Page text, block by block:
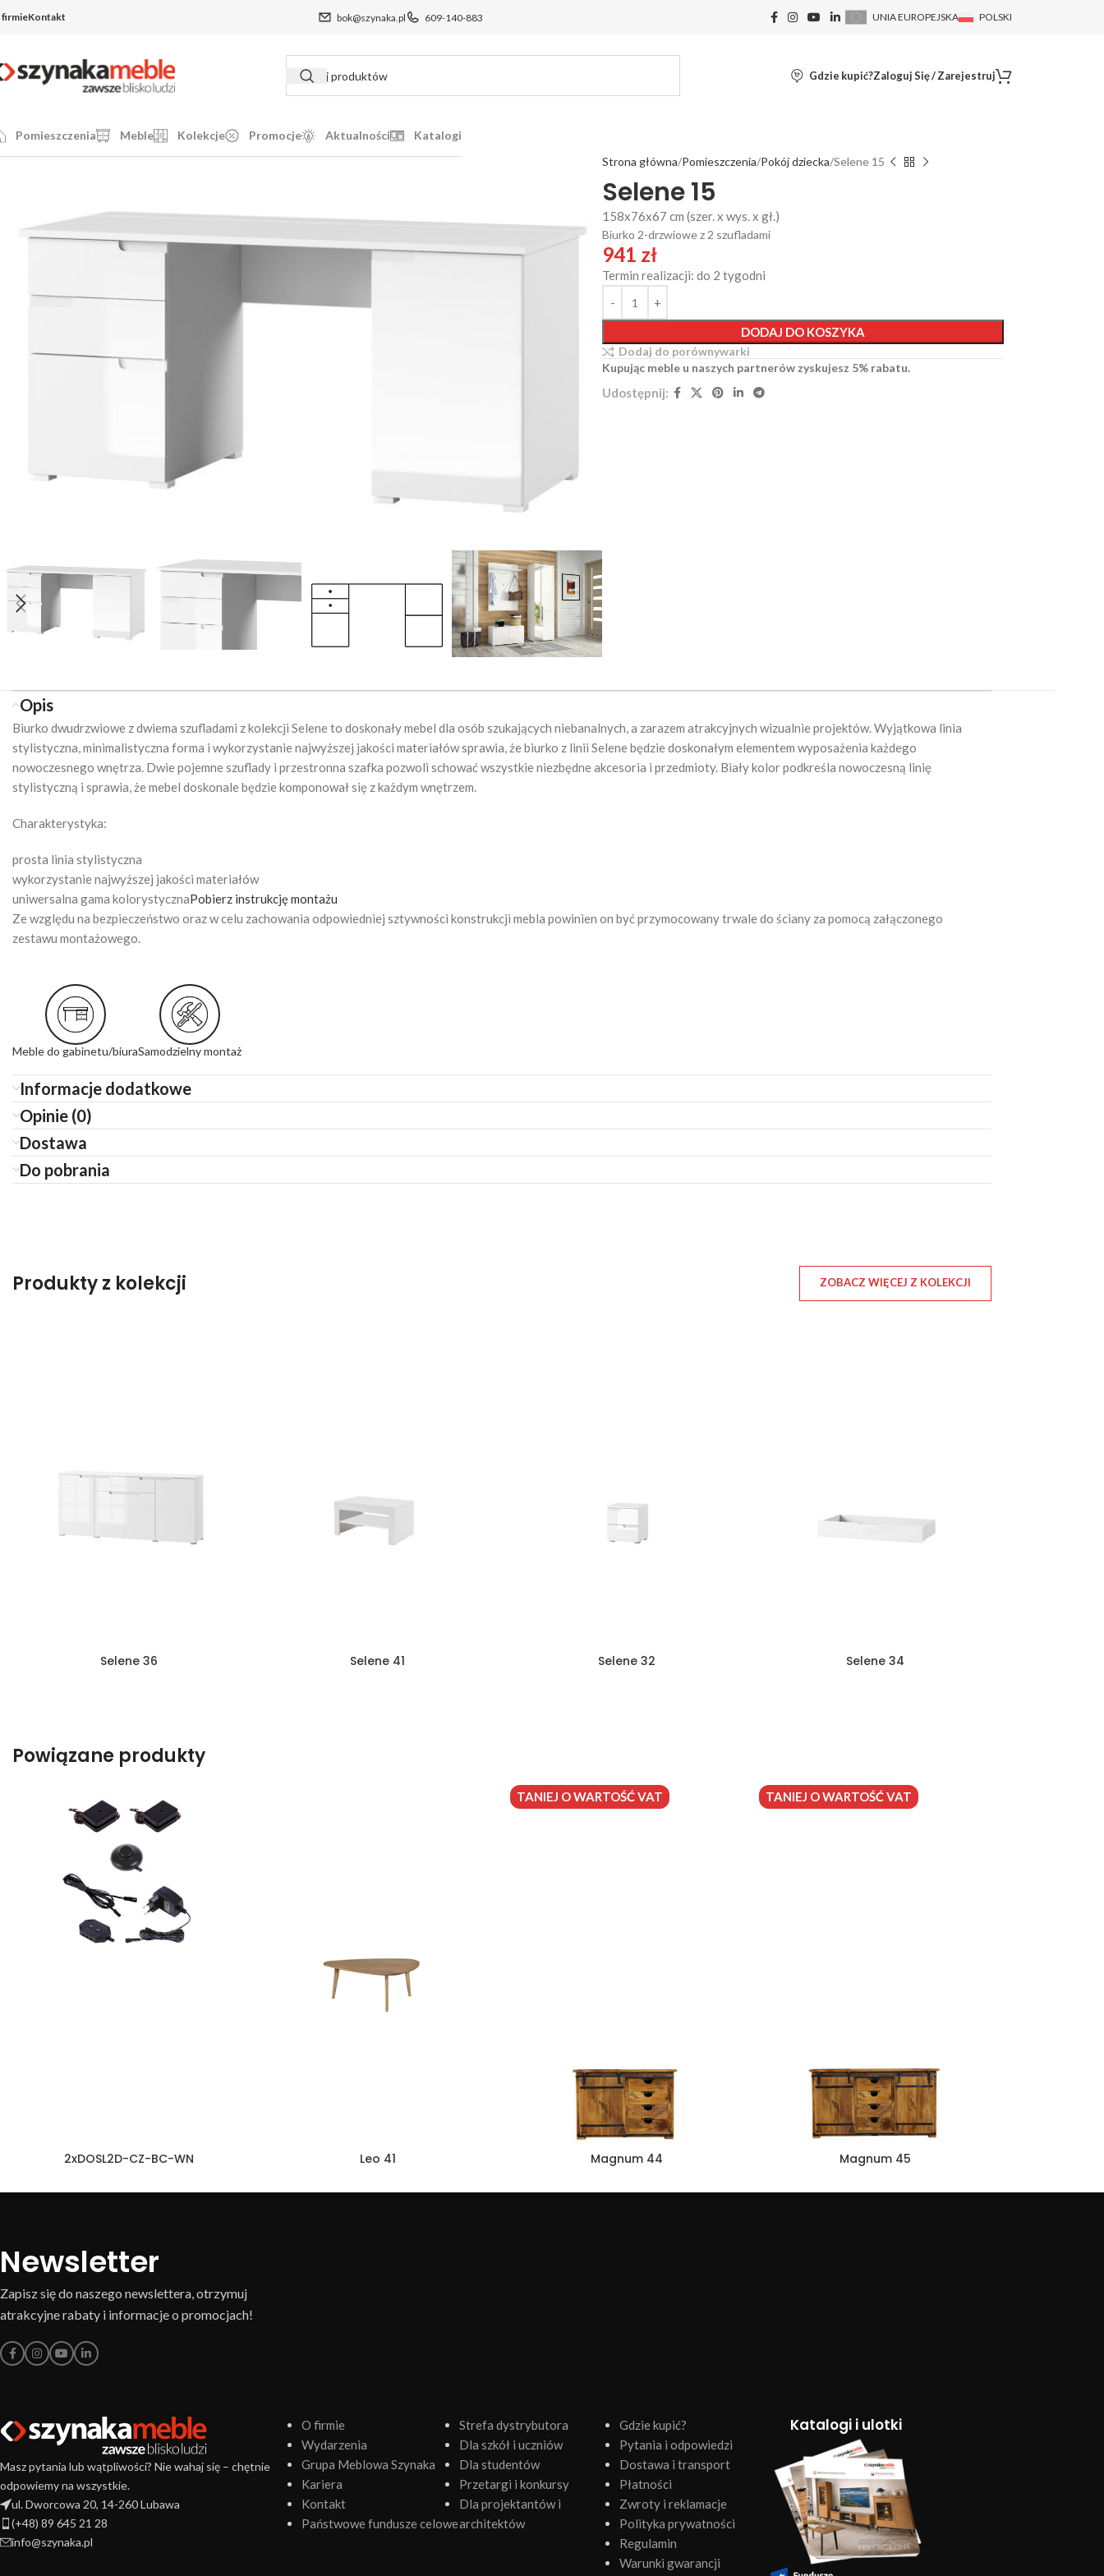
firmieKontakt bok@szynaka.pl 609-140-883 UNIA EUROPEJSKA POLSKI
Gdzie kupić?Zaloguj Się / Zarejestruj
Pomieszczenia Meble Kolekcje Promocje Aktualności
Katalogi
Strona główna Pomieszczenia Pokój dziecka Selene 15
Selene 15
158x76x67 cm (szer. x wys. x gł.)
Biurko 2-drzwiowe z 2 szufladami
941 zł
Termin realizacji: do 2 tygodni
DODAJ DO KOSZYKA
Dodaj do porównywarki
Kupując meble u naszych partnerów zyskujesz 5% rabatu.
Udostępnij:
Opis
Biurko dwudrzwiowe z dwiema szufladami z kolekcji Selene to doskonały mebel dla osób szukających niebanalnych, a zarazem atrakcyjnych wizualnie projektów. Wyjątkowa linia
stylistyczna, minimalistyczna forma i wykorzystanie najwyższej jakości materiałów sprawia, że biurko z linii Selene będzie doskonałym elementem wyposażenia każdego
nowoczesnego wnętrza. Dwie pojemne szuflady i przestronna szafka pozwoli schować wszystkie niezbędne akcesoria i przedmioty. Biały kolor podkreśla nowoczesną linię
stylistyczną i sprawia, że mebel doskonale będzie komponował się z każdym wnętrzem.
Charakterystyka:
prosta linia stylistyczna
wykorzystanie najwyższej jakości materiałów
uniwersalna gama kolorystycznaPobierz instrukcję montażu
Ze względu na bezpieczeństwo oraz w celu zachowania odpowiedniej sztywności konstrukcji mebla powinien on być przymocowany trwale do ściany za pomocą załączonego
zestawu montażowego.
Meble do gabinetu/biuraSamodzielny montaż
Informacje dodatkowe
Opinie (0)
Dostawa
Do pobrania
Produkty z kolekcji ZOBACZ WIĘCEJ Z KOLEKCJI
Selene 36 Selene 41 Selene 32 Selene 34
Powiązane produkty
2xDOSL2D-CZ-BC-WN Leo 41
TANIEJ O WARTOŚĆ VAT
Magnum 44
TANIEJ O WARTOŚĆ VAT
Magnum 45
Newsletter
Zapisz się do naszego newslettera, otrzymuj
atrakcyjne rabaty i informacje o promocjach!
Masz pytania lub wątpliwości? Nie wahaj się – chętnie
odpowiemy na wszystkie.
ul. Dworcowa 20, 14-260 Lubawa
(+48) 89 645 21 28
info@szynaka.pl
O firmie
Wydarzenia
Grupa Meblowa Szynaka
Kariera
Kontakt
Państwowe fundusze celowe
Strefa dystrybutora
Dla szkół i uczniów
Dla studentów
Przetargi i konkursy
Dla projektantów i
architektów
Gdzie kupić?
Pytania i odpowiedzi
Dostawa i transport
Płatności
Zwroty i reklamacje
Polityka prywatności
Regulamin
Warunki gwarancji
Katalogi i ulotki